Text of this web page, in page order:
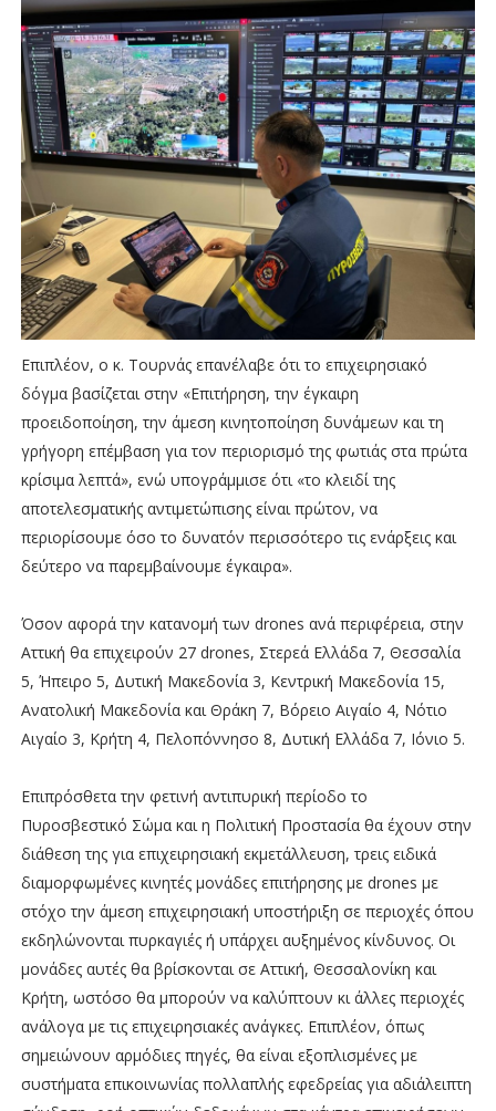
Επιπλέον, ο κ. Τουρνάς επανέλαβε ότι το επιχειρησιακό
δόγμα βασίζεται στην «Επιτήρηση, την έγκαιρη
προειδοποίηση, την άμεση κινητοποίηση δυνάμεων και τη
γρήγορη επέμβαση για τον περιορισμό της φωτιάς στα πρώτα
κρίσιμα λεπτά», ενώ υπογράμμισε ότι «το κλειδί της
αποτελεσματικής αντιμετώπισης είναι πρώτον, να
περιορίσουμε όσο το δυνατόν περισσότερο τις ενάρξεις και
δεύτερο να παρεμβαίνουμε έγκαιρα».
Όσον αφορά την κατανομή των drones ανά περιφέρεια, στην
Αττική θα επιχειρούν 27 drones, Στερεά Ελλάδα 7, Θεσσαλία
5, Ήπειρο 5, Δυτική Μακεδονία 3, Κεντρική Μακεδονία 15,
Ανατολική Μακεδονία και Θράκη 7, Βόρειο Αιγαίο 4, Νότιο
Αιγαίο 3, Κρήτη 4, Πελοπόννησο 8, Δυτική Ελλάδα 7, Ιόνιο 5.
Επιπρόσθετα την φετινή αντιπυρική περίοδο το
Πυροσβεστικό Σώμα και η Πολιτική Προστασία θα έχουν στην
διάθεση της για επιχειρησιακή εκμετάλλευση, τρεις ειδικά
διαμορφωμένες κινητές μονάδες επιτήρησης με drones με
στόχο την άμεση επιχειρησιακή υποστήριξη σε περιοχές όπου
εκδηλώνονται πυρκαγιές ή υπάρχει αυξημένος κίνδυνος. Οι
μονάδες αυτές θα βρίσκονται σε Αττική, Θεσσαλονίκη και
Κρήτη, ωστόσο θα μπορούν να καλύπτουν κι άλλες περιοχές
ανάλογα με τις επιχειρησιακές ανάγκες. Επιπλέον, όπως
σημειώνουν αρμόδιες πηγές, θα είναι εξοπλισμένες με
συστήματα επικοινωνίας πολλαπλής εφεδρείας για αδιάλειπτη